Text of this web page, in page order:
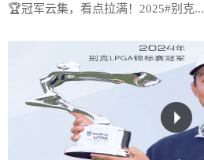
🏆冠军云集，看点拉满！2025#别克...